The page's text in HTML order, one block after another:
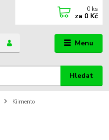
Menu
Hledat
0 ks
za 0 Kč
Kiimento